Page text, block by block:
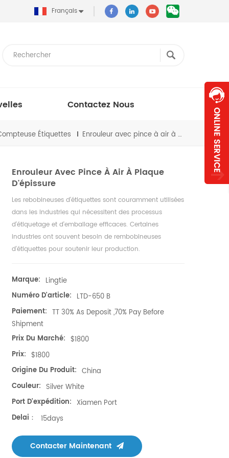
Français
Contactez Nous
Étiquettes Enrouleur avec pince à air à plaque d'épissure
Enrouleur Avec Pince À Air À Plaque
D'épissure
Les rebobineuses d'étiquettes sont couramment utilisées
dans les industries qui nécessitent des processus
d'étiquetage et d'emballage efficaces. Certaines
industries ont souvent besoin de rembobineuses
d'étiquettes pour soutenir leur production.
Marque: Lingtie
Numéro D'article: LTD-650 B
Paiement: TT 30% As Deposit ,70% Pay Before
Shipment
Prix Du Marché: $1800
Prix: $1800
Origine Du Produit: China
Couleur: Silver White
Port D'expédition: Xiamen Port
Delai：
15days
Contacter Maintenant